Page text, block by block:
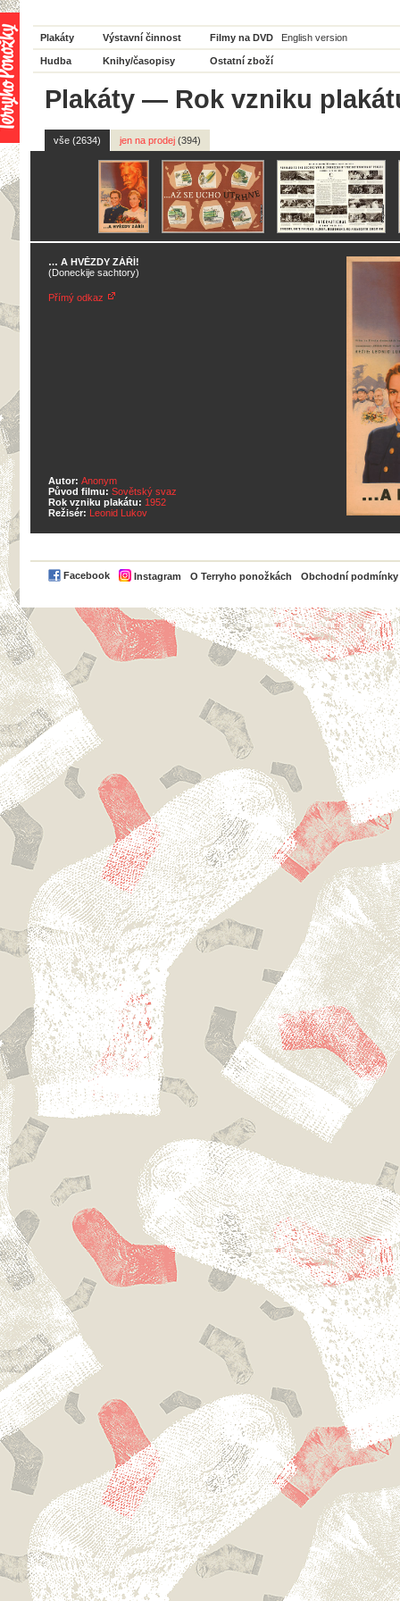
Plakáty Výstavní činnost Filmy na DVD English version
Hudba Knihy/časopisy Ostatní zboží
Plakáty — Rok vzniku
vše (2634) jen na prodej (394)
… A HVĚZDY ZÁŘÍ!
(Doneckije sachtory)
Přímý odkaz
Autor: Anonym
Původ filmu: Sovětský svaz
Rok vzniku plakátu: 1952
Režisér: Leonid Lukov
Facebook Instagram O Terryho ponožkách Obchodní podmínky
PayPal